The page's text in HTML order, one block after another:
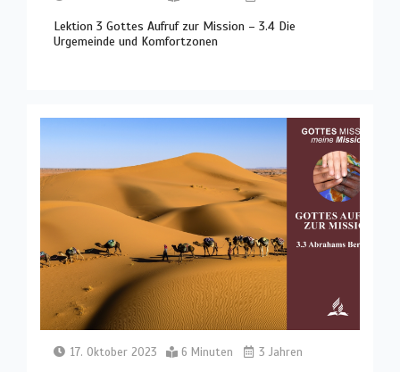
Lektion 3 Gottes Aufruf zur Mission – 3.4 Die
Urgemeinde und Komfortzonen
17. Oktober 2023 6 Minuten 3 Jahren